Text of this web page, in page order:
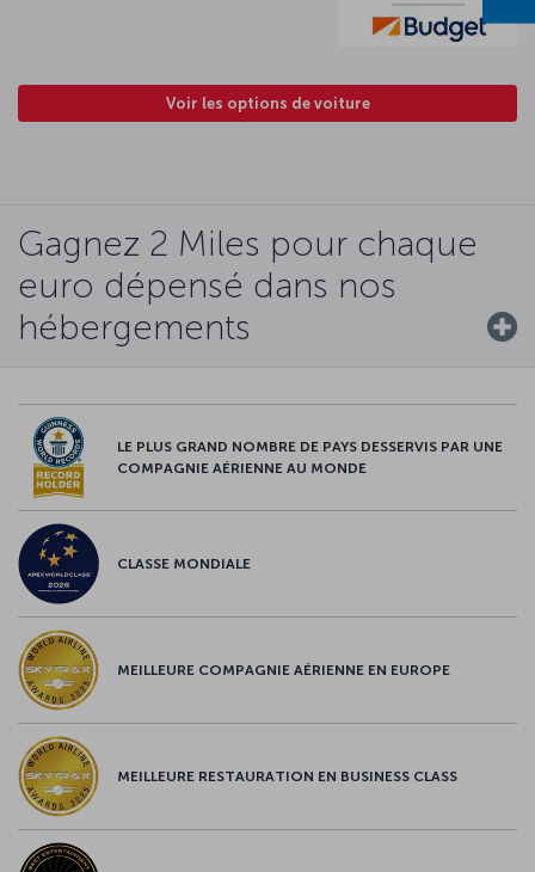
Voir les options de voiture
Gagnez 2 Miles pour chaque
euro dépensé dans nos
hébergements
LE PLUS GRAND NOMBRE DE PAYS DESSERVIS PAR UNE
COMPAGNIE AÉRIENNE AU MONDE
CLASSE MONDIALE
MEILLEURE COMPAGNIE AÉRIENNE EN EUROPE
MEILLEURE RESTAURATION EN BUSINESS CLASS